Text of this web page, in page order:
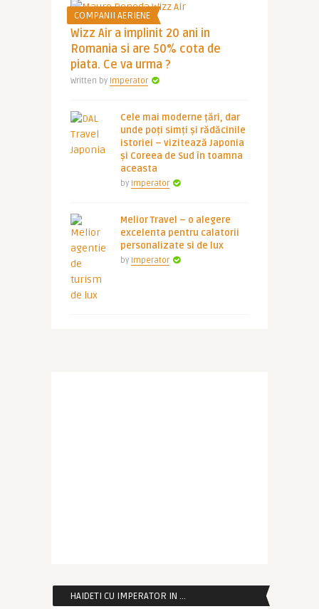
COMPANII AERIENE
Wizz Air a implinit 20 ani in
Romania si are 50% cota de
piata. Ce va urma ?
Written by Imperator
Cele mai moderne țări, dar
unde poți simți și rădăcinile
istoriei – vizitează Japonia
și Coreea de Sud în toamna
aceasta
by Imperator
Melior Travel – o alegere
excelenta pentru calatorii
personalizate si de lux
by Imperator
HAIDETI CU IMPERATOR IN …